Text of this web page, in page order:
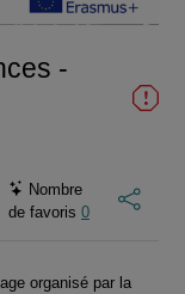
-
Nombre
de favoris 0
organisé par la